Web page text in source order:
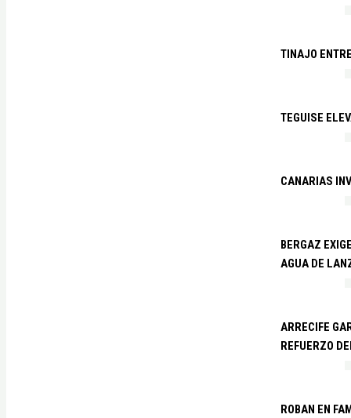
TINAJO
TEGUISE
CANARIAS
BERGAZ
AGUA DE
ARRECIFE
REFUERZO
ROBAN EN